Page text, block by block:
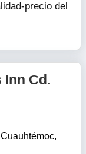
precio del
Inn Cd.